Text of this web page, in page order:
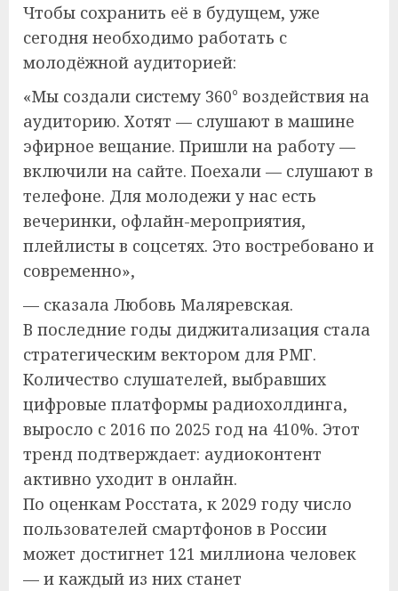
Чтобы сохранить её в будущем, уже
сегодня необходимо работать с
молодёжной аудиторией:
«Мы создали систему 360° воздействия на
аудиторию. Хотят — слушают в машине
эфирное вещание. Пришли на работу —
включили на сайте. Поехали — слушают в
телефоне. Для молодежи у нас есть
вечеринки, офлайн-мероприятия,
плейлисты в соцсетях. Это востребовано и
современно»,
— сказала Любовь Маляревская.
В последние годы диджитализация стала
стратегическим вектором для РМГ.
Количество слушателей, выбравших
цифровые платформы радиохолдинга,
выросло с 2016 по 2025 год на 410%. Этот
тренд подтверждает: аудиоконтент
активно уходит в онлайн.
По оценкам Росстата, к 2029 году число
пользователей смартфонов в России
может достигнет 121 миллиона человек
— и каждый из них станет